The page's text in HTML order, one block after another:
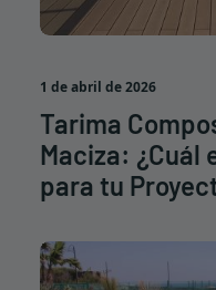
1 de abril de 2026
Tarima
Maciza: ¿Cuál
para tu